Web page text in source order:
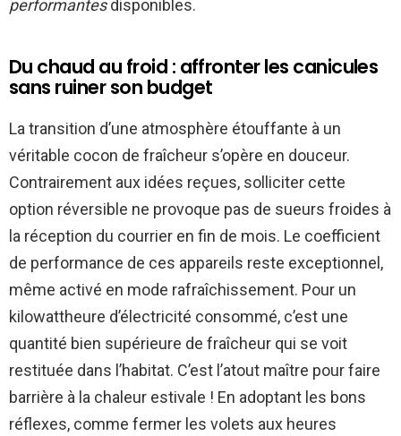
performantesdisponibles.
Du chaud au froid : affronter les canicules
sans ruiner son budget
La transition d’une atmosphère étouffante à un
véritable cocon de fraîcheur s’opère en douceur.
Contrairement aux idées reçues, solliciter cette
option réversible ne provoque pas de sueurs froides à
la réception du courrier en fin de mois. Le coefficient
de performance de ces appareils reste exceptionnel,
même activé en mode rafraîchissement. Pour un
kilowattheure d’électricité consommé, c’est une
quantité bien supérieure de fraîcheur qui se voit
restituée dans l’habitat. C’est l’atout maître pour faire
barrière à la chaleur estivale ! En adoptant les bons
réflexes, comme fermer les volets aux heures